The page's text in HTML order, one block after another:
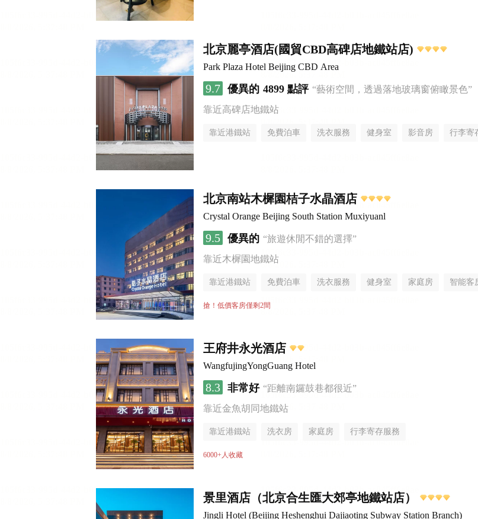
北京麗亭酒店(國貿CBD高碑店地鐵站店)
Park Plaza Hotel Beijing CBD Area
9.7 優異的 4899 點評 “藝術空間，透過落地玻璃窗俯瞰景色”
靠近高碑店地鐵站
靠近港鐵站 免費泊車 洗衣服務 健身室 影音房 行李寄
北京南站木樨園桔子水晶酒店
Crystal Orange Beijing South Station Muxiyuanl
9.5 優異的 “旅遊休閒不錯的選擇”
靠近木樨園地鐵站
靠近港鐵站 免費泊車 洗衣服務 健身室 家庭房 智能客
行李寄存服務
搶！低價客房僅剩2間
王府井永光酒店
WangfujingYongGuang Hotel
8.3 非常好 “距離南鑼鼓巷都很近”
靠近金魚胡同地鐵站
靠近港鐵站 洗衣房 家庭房 行李寄存服務
6000+人收藏
景里酒店（北京合生匯大郊亭地鐵站店）
Jingli Hotel (Beijing Heshenghui Dajiaoting Subway Station Branch)